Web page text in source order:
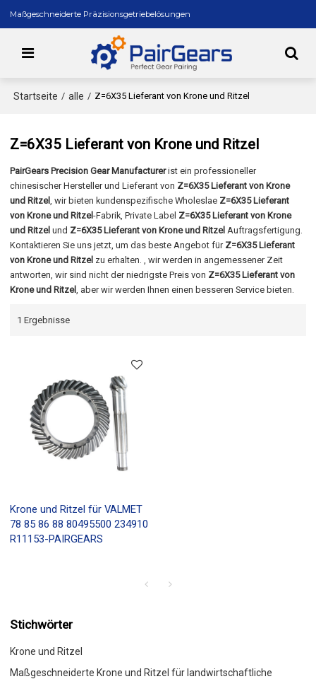
Maßgeschneiderte Präzisionsgetriebelösungen
Startseite / alle / Z=6X35 Lieferant von Krone und Ritzel
Z=6X35 Lieferant von Krone und Ritzel
PairGears Precision Gear Manufacturerist ein professioneller
chinesischer Hersteller und Lieferant von Z=6X35 Lieferant von Krone
und Ritzel, wir bieten kundenspezifische Wholeslae Z=6X35 Lieferant
von Krone und Ritzel-Fabrik, Private Label Z=6X35 Lieferant von Krone
und Ritzel und Z=6X35 Lieferant von Krone und Ritzel Auftragsfertigung.
Kontaktieren Sie uns jetzt, um das beste Angebot für Z=6X35 Lieferant
von Krone und Ritzel zu erhalten. , wir werden in angemessener Zeit
antworten, wir sind nicht der niedrigste Preis von Z=6X35 Lieferant von
Krone und Ritzel, aber wir werden Ihnen einen besseren Service bieten.
1 Ergebnisse
Krone und Ritzel für VALMET
78 85 86 88 80495500 234910
R11153-PAIRGEARS
Stichwörter
Krone und Ritzel
Maßgeschneiderte Krone und Ritzel für landwirtschaftliche